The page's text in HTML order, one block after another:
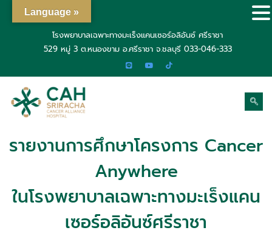
โรงพยาบาลเฉพาะทางมะเร็งแคนเซอร์อลิอันซ์ ศรีราชา
529 หมู่ 3 ต.หนองขาม อ.ศรีราชา จ.ชลบุรี 033-046-333
รายงานการศึกษาโครงการ Cancer
Anywhere
ในโรงพยาบาลเฉพาะทางมะเร็งแคน
เซอร์อลิอันซ์ศรีราชา
Language »